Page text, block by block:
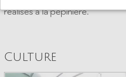
réalisés à la pépinière.
Culture